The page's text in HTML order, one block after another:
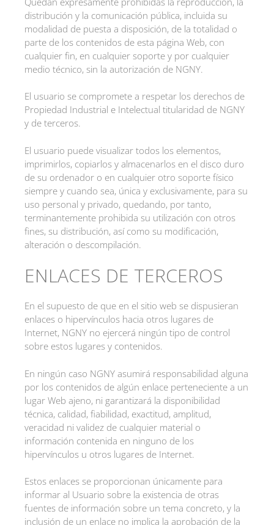
distribución y la comunicación pública, incluida su
modalidad de puesta a disposición, de la totalidad o
parte de los contenidos de esta página Web, con
cualquier fin, en cualquier soporte y por cualquier
medio técnico, sin la autorización de NGNY.
El usuario se compromete a respetar los derechos de
Propiedad Industrial e Intelectual titularidad de NGNY
y de terceros.
El usuario puede visualizar todos los elementos,
imprimirlos, copiarlos y almacenarlos en el disco duro
de su ordenador o en cualquier otro soporte físico
siempre y cuando sea, única y exclusivamente, para su
uso personal y privado, quedando, por tanto,
terminantemente prohibida su utilización con otros
fines, su distribución, así como su modificación,
alteración o descompilación.
ENLACES DE TERCEROS
En el supuesto de que en el sitio web se dispusieran
enlaces o hipervínculos hacia otros lugares de
Internet, NGNY no ejercerá ningún tipo de control
sobre estos lugares y contenidos.
En ningún caso NGNY asumirá responsabilidad alguna
por los contenidos de algún enlace perteneciente a un
lugar Web ajeno, ni garantizará la disponibilidad
técnica, calidad, fiabilidad, exactitud, amplitud,
veracidad ni validez de cualquier material o
información contenida en ninguno de los
hipervínculos u otros lugares de Internet.
Estos enlaces se proporcionan únicamente para
informar al Usuario sobre la existencia de otras
fuentes de información sobre un tema concreto, y la
inclusión de un enlace no implica la aprobación de la